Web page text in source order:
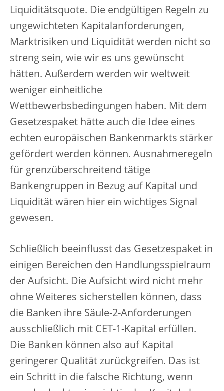
Liquiditätsquote. Die endgültigen Regeln zu
ungewichteten Kapitalanforderungen,
Marktrisiken und Liquidität werden nicht so
streng sein, wie wir es uns gewünscht
hätten. Außerdem werden wir weltweit
weniger einheitliche
Wettbewerbsbedingungen haben. Mit dem
Gesetzespaket hätte auch die Idee eines
echten europäischen Bankenmarkts stärker
gefördert werden können. Ausnahmeregeln
für grenzüberschreitend tätige
Bankengruppen in Bezug auf Kapital und
Liquidität wären hier ein wichtiges Signal
gewesen.
Schließlich beeinflusst das Gesetzespaket in
einigen Bereichen den Handlungsspielraum
der Aufsicht. Die Aufsicht wird nicht mehr
ohne Weiteres sicherstellen können, dass
die Banken ihre Säule-2-Anforderungen
ausschließlich mit CET-1-Kapital erfüllen.
Die Banken können also auf Kapital
geringerer Qualität zurückgreifen. Das ist
ein Schritt in die falsche Richtung, wenn